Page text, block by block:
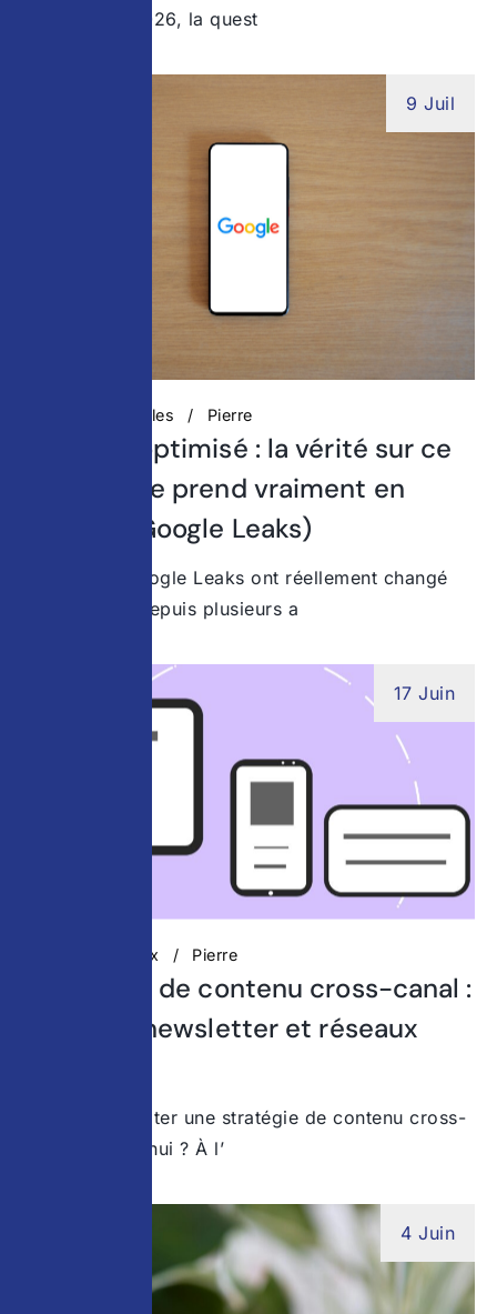
en 2026 En 2026, la quest
9 Juil
Actualités digitales Pierre
Contenu optimisé : la vérité sur ce
que Google prend vraiment en
compte (Google Leaks)
Ce que les Google Leaks ont réellement changé
dans le SEO Depuis plusieurs a
17 Juin
Réseaux Sociaux Pierre
Stratégies de contenu cross-canal :
site web, newsletter et réseaux
Pourquoi adopter une stratégie de contenu cross-
canal aujourd’hui ? À l’
4 Juin